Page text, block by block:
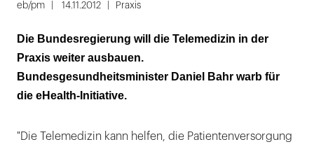
eb/pm 14.11.2012 Praxis
Die Bundesregierung will die Telemedizin in der
Praxis weiter ausbauen.
Bundesgesundheitsminister Daniel Bahr warb für
die eHealth-Initiative.
"Die Telemedizin kann helfen, die Patientenversorgung